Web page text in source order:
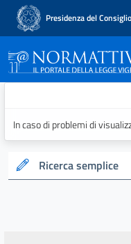
Presidenza del
In caso di problemi di
Ricerca semplice